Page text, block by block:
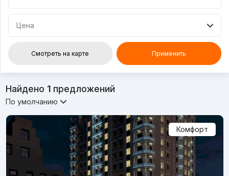
Цена
Смотреть на карте Применить
Найдено 1предложений
По умолчанию
Комфорт